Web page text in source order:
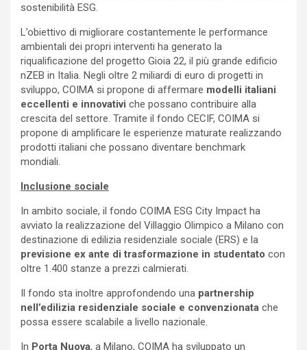
sostenibilità ESG.
L’obiettivo di migliorare costantemente le performance
ambientali dei propri interventi ha generato la
riqualificazione del progetto Gioia 22, il più grande edificio
nZEB in Italia. Negli oltre 2 miliardi di euro di progetti in
sviluppo, COIMA si propone di affermare modelli italiani
eccellenti e innovativi che possano contribuire alla
crescita del settore. Tramite il fondo CECIF, COIMA si
propone di amplificare le esperienze maturate realizzando
prodotti italiani che possano diventare benchmark
mondiali.
Inclusione sociale
In ambito sociale, il fondo COIMA ESG City Impact ha
avviato la realizzazione del Villaggio Olimpico a Milano con
destinazione di edilizia residenziale sociale (ERS) e la
previsione ex ante di trasformazione in studentato con
oltre 1.400 stanze a prezzi calmierati.
Il fondo sta inoltre approfondendo una partnership
nell’edilizia residenziale sociale e convenzionata che
possa essere scalabile a livello nazionale.
In Porta Nuova, a Milano, COIMA ha sviluppato un